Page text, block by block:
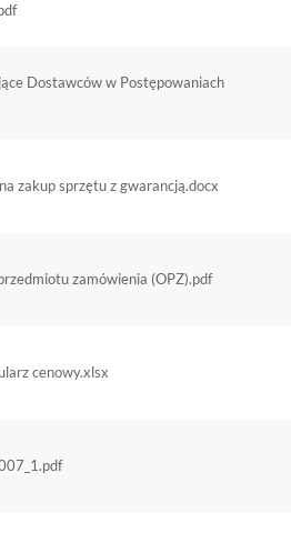
Dostawców w Postępowaniach
zakup sprzętu z gwarancją.docx
zamówienia (OPZ).pdf
cenowy.xlsx